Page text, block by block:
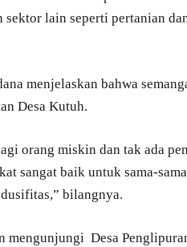
lain seperti pertanian
menjelaskan bahwa
Desa Kutuh.
orang miskin dan tak ada
sangat baik untuk sama-
bilangnya.
mengunjungi Desa